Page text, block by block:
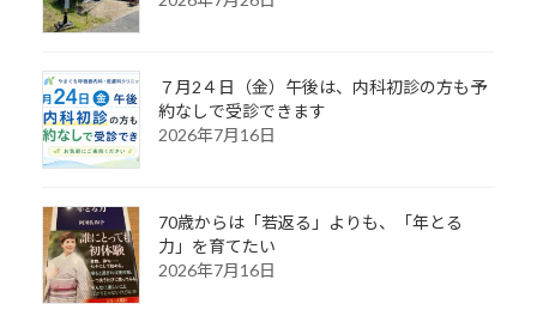
７月2４日（金）午後は、内科初診の方も予
約なしで受診できます
2026年7月16日
70歳からは「若返る」よりも、「年とる
力」を育てたい
2026年7月16日